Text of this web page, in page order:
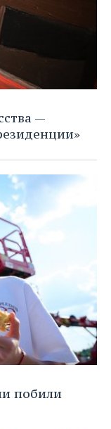
—
побили